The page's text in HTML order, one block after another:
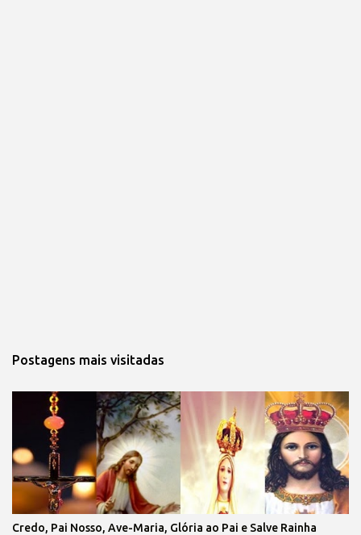
Postagens mais visitadas
Credo, Pai Nosso, Ave-Maria, Glória ao Pai e Salve Rainha